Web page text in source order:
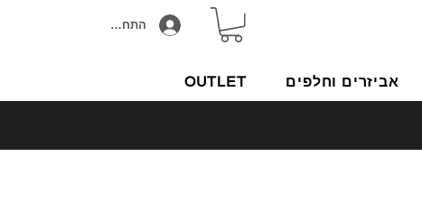
התחבר/הירשם
OUTLET אביזרים וחלפים